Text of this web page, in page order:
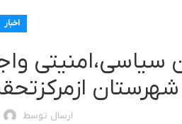
اخبار
سیاسی،امنیتی
شهرستان
ارسال توسط